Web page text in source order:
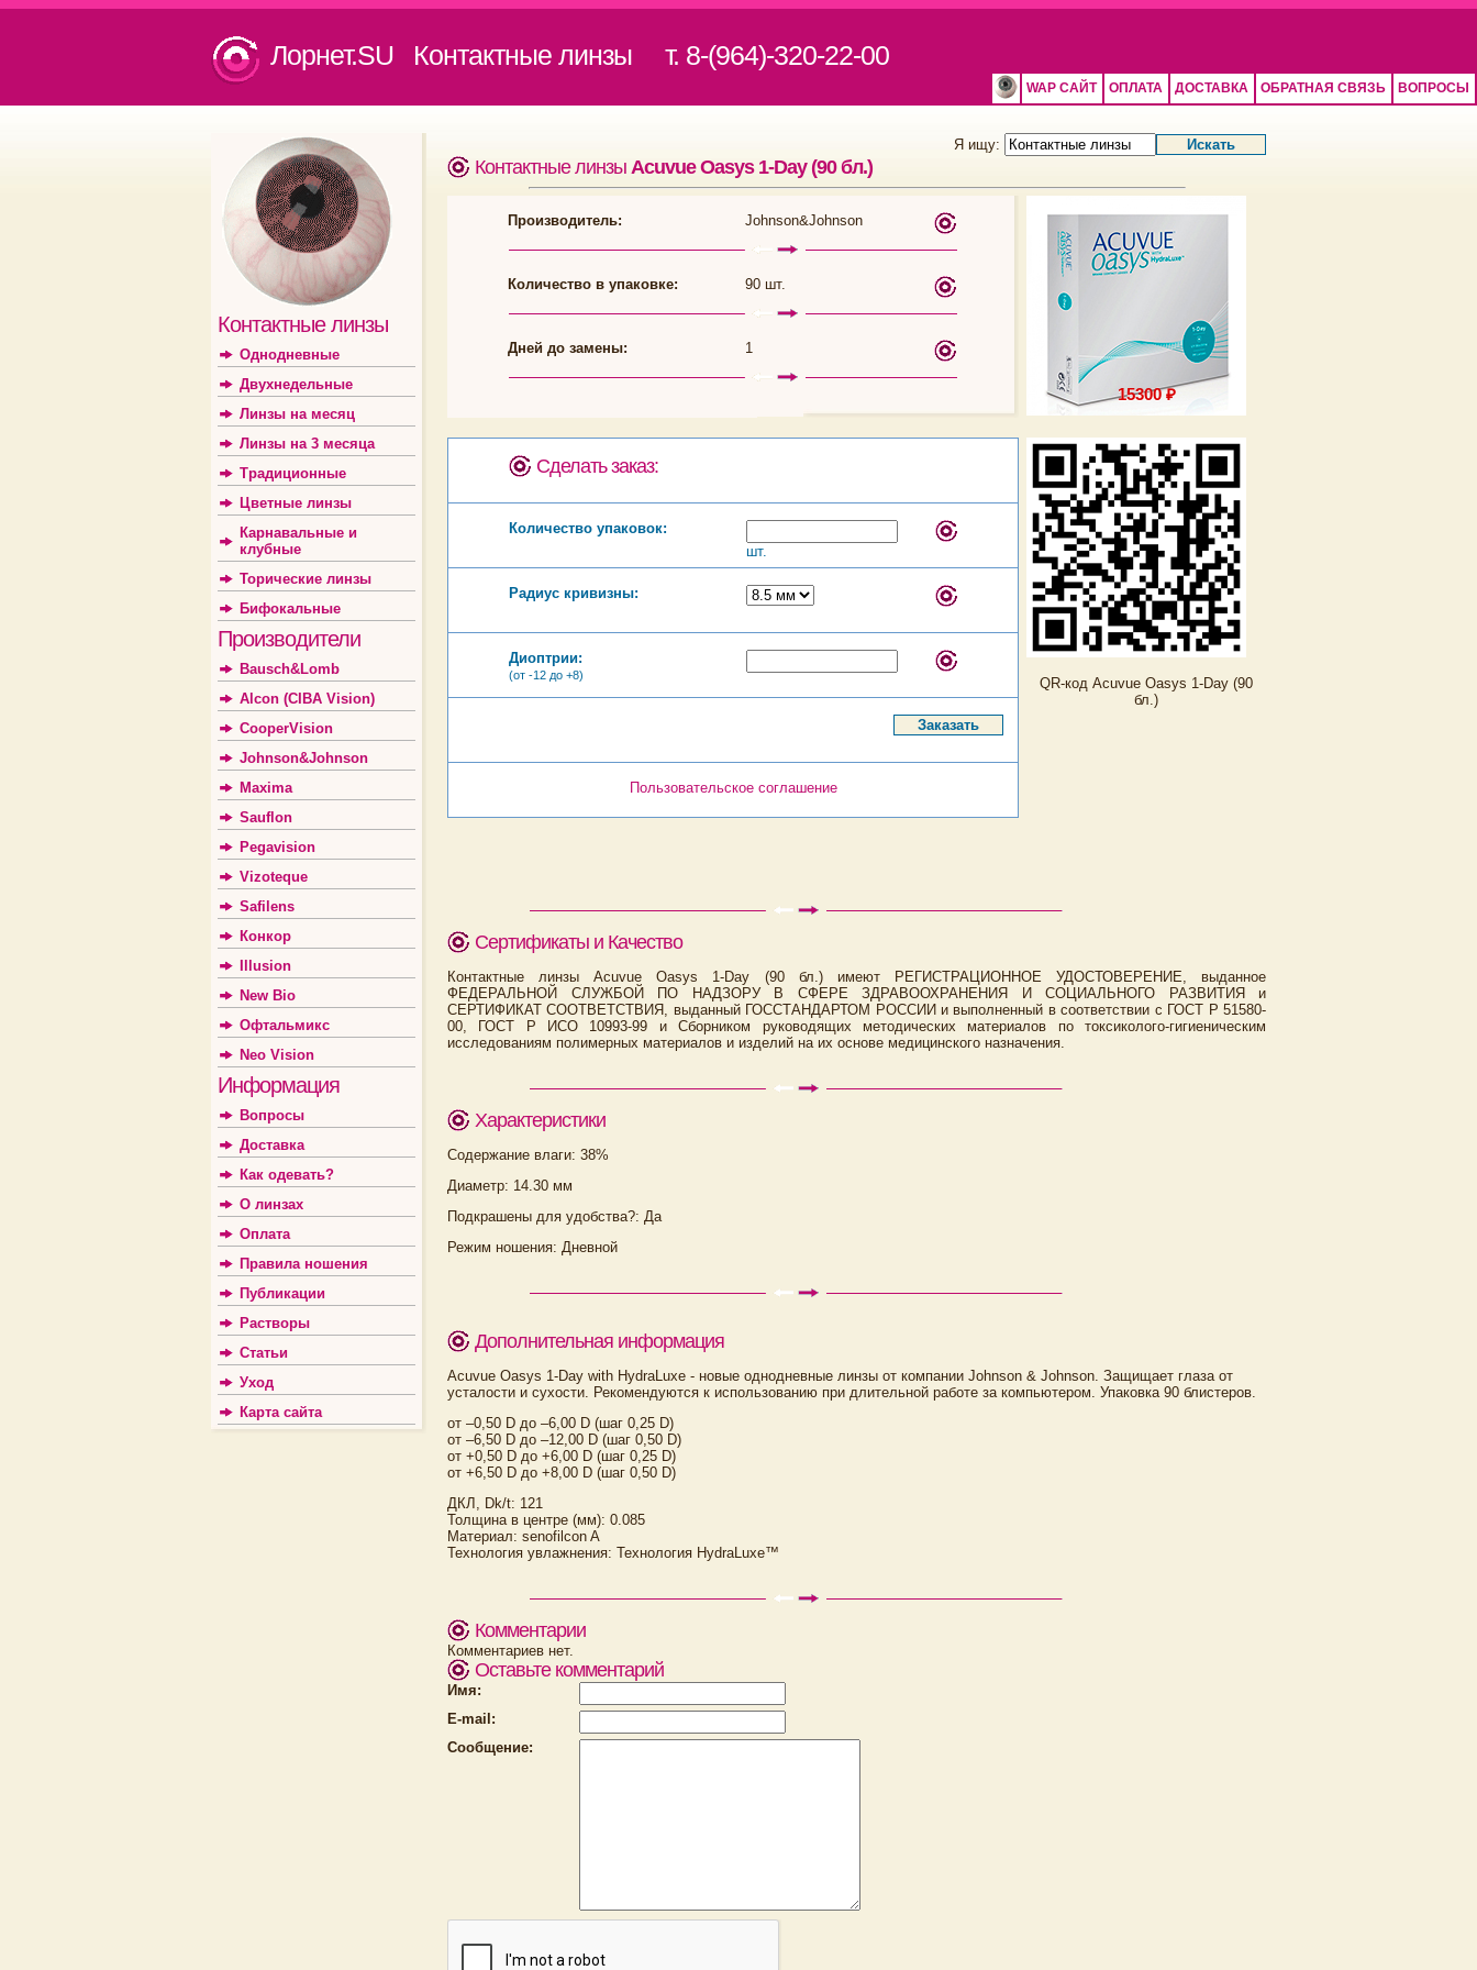
Лорнет.SU Контактные линзы т. 8-(964)-320-22-00
WAP САЙТ ОПЛАТА ДОСТАВКА ОБРАТНАЯ СВЯЗЬ ВОПРОСЫ
Контактные линзы
Однодневные
Двухнедельные
Линзы на месяц
Линзы на 3 месяца
Традиционные
Цветные линзы
Карнавальные и
клубные
Торические линзы
Бифокальные
Производители
Bausch&Lomb
Alcon (CIBA Vision)
CooperVision
Johnson&Johnson
Maxima
Sauflon
Pegavision
Vizoteque
Safilens
Конкор
Illusion
New Bio
Офтальмикс
Neo Vision
Информация
Вопросы
Доставка
Как одевать?
О линзах
Оплата
Правила ношения
Публикации
Растворы
Статьи
Уход
Карта сайта
Я ищу:
Контактные линзы Acuvue Oasys 1-Day (90 бл.)
Производитель: Johnson&Johnson
Количество в упаковке: 90 шт.
Дней до замены: 1
15300 ₽
15300 ₽
Сделать заказ:
Количество упаковок:
шт.
Радиус кривизны:
Диоптрии:
(от -12 до +8)
Пользовательское соглашение
QR-код Acuvue Oasys 1-Day (90
бл.)
Сертификаты и Качество
Контактные линзы Acuvue Oasys 1-Day (90 бл.) имеют РЕГИСТРАЦИОННОЕ УДОСТОВЕРЕНИЕ, выданное
ФЕДЕРАЛЬНОЙ СЛУЖБОЙ ПО НАДЗОРУ В СФЕРЕ ЗДРАВООХРАНЕНИЯ И СОЦИАЛЬНОГО РАЗВИТИЯ и
СЕРТИФИКАТ СООТВЕТСТВИЯ, выданный ГОССТАНДАРТОМ РОССИИ и выполненный в соответствии с ГОСТ Р 51580-
00, ГОСТ Р ИСО 10993-99 и Сборником руководящих методических материалов по токсиколого-гигиеническим
исследованиям полимерных материалов и изделий на их основе медицинского назначения.
Характеристики
Содержание влаги: 38%
Диаметр: 14.30 мм
Подкрашены для удобства?: Да
Режим ношения: Дневной
Дополнительная информация
Acuvue Oasys 1-Day with HydraLuxe - новые однодневные линзы от компании Johnson & Johnson. Защищает глаза от
усталости и сухости. Рекомендуются к использованию при длительной работе за компьютером. Упаковка 90 блистеров.
от –0,50 D до –6,00 D (шаг 0,25 D)
от –6,50 D до –12,00 D (шаг 0,50 D)
от +0,50 D до +6,00 D (шаг 0,25 D)
от +6,50 D до +8,00 D (шаг 0,50 D)
ДКЛ, Dk/t: 121
Толщина в центре (мм): 0.085
Материал: senofilcon A
Технология увлажнения: Технология HydraLuxe™
Комментарии
Комментариев нет.
Оставьте комментарий
Имя:
E-mail:
Сообщение: